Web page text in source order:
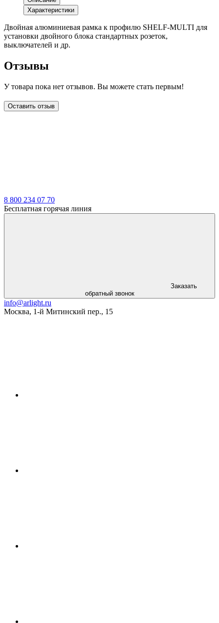
Характеристики
Двойная алюминиевая рамка к профилю SHELF-MULTI для
установки двойного блока стандартных розеток,
выключателей и др.
Отзывы
У товара пока нет отзывов. Вы можете стать первым!
Оставить отзыв
8 800 234 07 70
Бесплатная горячая линия
Заказать
обратный звонок
info@arlight.ru
Москва, 1-й Митинский пер., 15